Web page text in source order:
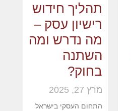
תהליך חידוש
רישיון עסק –
מה נדרש ומה
השתנה
בחוק?
מרץ 27, 2025
התחום העסקי בישראל